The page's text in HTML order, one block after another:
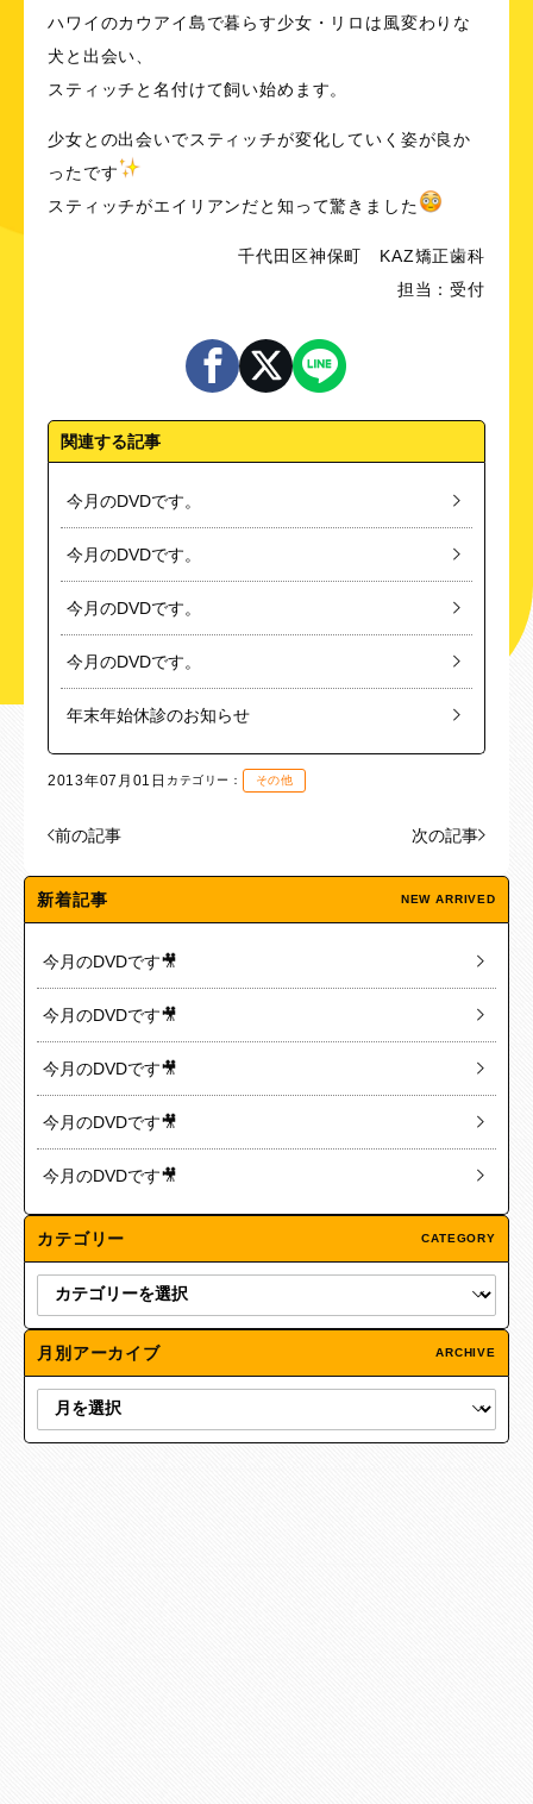
ハワイのカウアイ島で暮らす少女・リロは風変わりな
犬と出会い、
スティッチと名付けて飼い始めます。
少女との出会いでスティッチが変化していく姿が良か
ったです
スティッチがエイリアンだと知って驚きました
千代田区神保町 KAZ矯正歯科
担当：受付
関連する記事
今月のDVDです。
今月のDVDです。
今月のDVDです。
今月のDVDです。
年末年始休診のお知らせ
2013年07月01日 カテゴリー： その他
前の記事 次の記事
新着記事 NEW ARRIVED
今月のDVDです🎥
今月のDVDです🎥
今月のDVDです🎥
今月のDVDです🎥
今月のDVDです🎥
カテゴリー CATEGORY
月別アーカイブ ARCHIVE